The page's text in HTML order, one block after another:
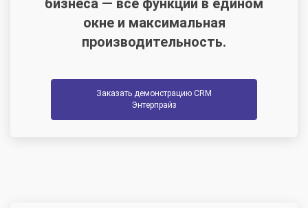
бизнеса — все функции в едином
окне и максимальная
производительность.
Заказать демонстрацию CRM
Энтерпрайз